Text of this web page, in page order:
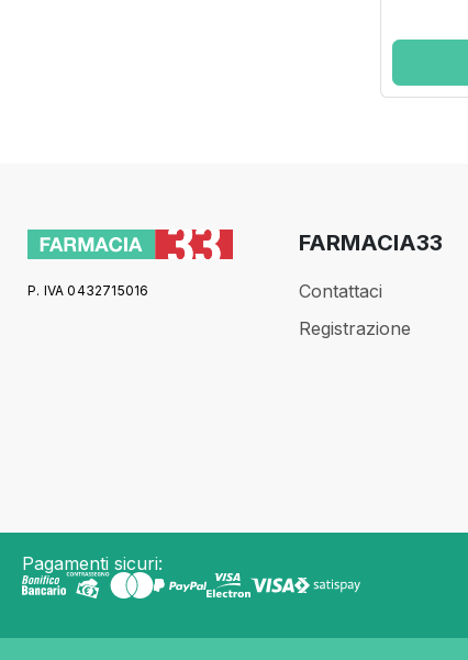
P. IVA 0432715016
FARMACIA33
Contattaci
Registrazione
Pagamenti sicuri: